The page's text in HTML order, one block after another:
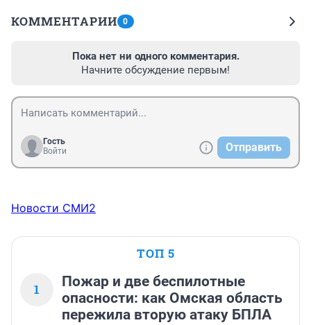
КОММЕНТАРИИ 0
Пока нет ни одного комментария.
Начните обсуждение первым!
Гость
Войти
Отправить
Новости СМИ2
ТОП 5
1
Пожар и две беспилотные
опасности: как Омская область
пережила вторую атаку БПЛА